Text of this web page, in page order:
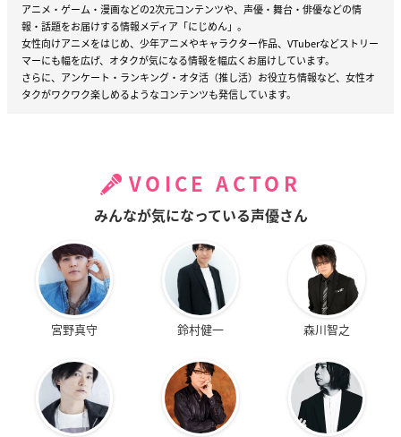
アニメ・ゲーム・漫画などの2次元コンテンツや、声優・舞台・俳優などの情
報・話題をお届けする情報メディア「にじめん」。
女性向けアニメをはじめ、少年アニメやキャラクター作品、VTuberなどストリー
マーにも幅を広げ、オタクが気になる情報を幅広くお届けしています。
さらに、アンケート・ランキング・オタ活（推し活）お役立ち情報など、女性オ
タクがワクワク楽しめるようなコンテンツも発信しています。
VOICE ACTOR
みんなが気になっている声優さん
宮野真守 鈴村健一 森川智之